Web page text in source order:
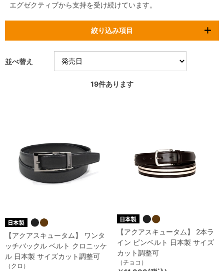
エグゼクティブから支持を受け続けています。
絞り込み項目
並べ替え
19件あります
【アクアスキュータム】 ワンタ
ッチバックル ベルト クロニッケ
ル 日本製 サイズカット調整可
（クロ）
【アクアスキュータム】 2本ラ
イン ピンベルト 日本製 サイズ
カット調整可
（チョコ）